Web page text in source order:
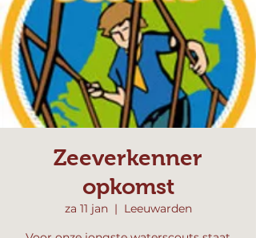
Zeeverkenner
opkomst
za 11 jan
  |
Leeuwarden